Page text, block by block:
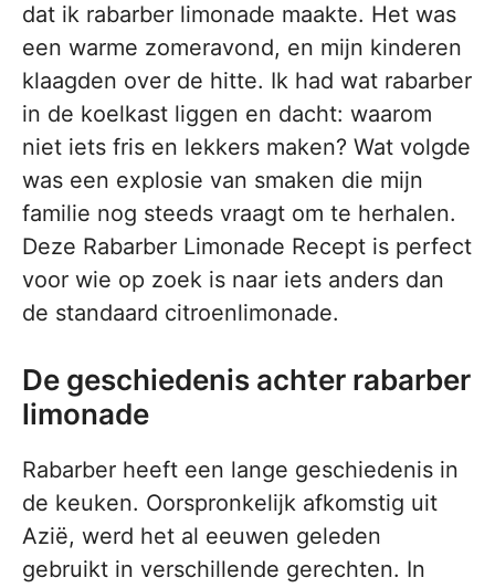
dat ik rabarber limonade maakte. Het was
een warme zomeravond, en mijn kinderen
klaagden over de hitte. Ik had wat rabarber
in de koelkast liggen en dacht: waarom
niet iets fris en lekkers maken? Wat volgde
was een explosie van smaken die mijn
familie nog steeds vraagt om te herhalen.
Deze Rabarber Limonade Recept is perfect
voor wie op zoek is naar iets anders dan
de standaard citroenlimonade.
De geschiedenis achter rabarber
limonade
Rabarber heeft een lange geschiedenis in
de keuken. Oorspronkelijk afkomstig uit
Azië, werd het al eeuwen geleden
gebruikt in verschillende gerechten. In